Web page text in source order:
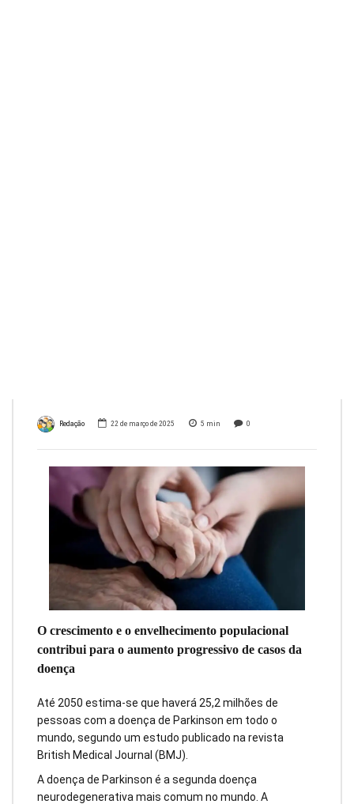
Redação 22 de março de 2025 5 min 0
O crescimento e o envelhecimento populacional
contribui para o aumento progressivo de casos da
doença
Até 2050 estima-se que haverá 25,2 milhões de
pessoas com a doença de Parkinson em todo o
mundo, segundo um estudo publicado na revista
British Medical Journal (BMJ).
A doença de Parkinson é a segunda doença
neurodegenerativa mais comum no mundo. A